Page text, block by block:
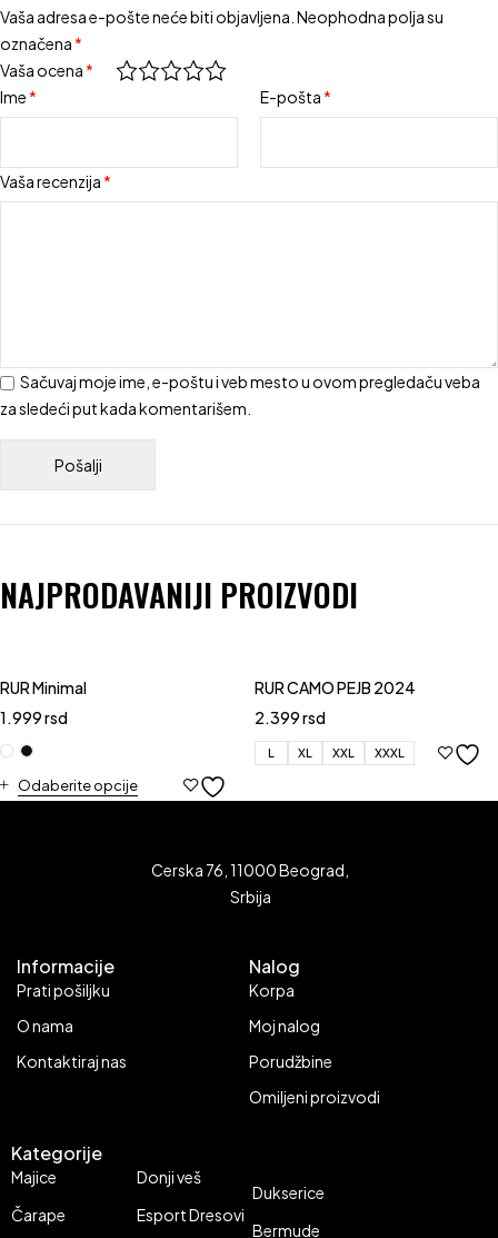
Vaša adresa e-pošte neće biti objavljena. Neophodna polja su
označena *
Vaša ocena *
Vaša recenzija *
Ime * E-pošta *
Sačuvaj moje ime, e-poštu i veb mesto u ovom pregledaču veba
za sledeći put kada komentarišem.
NAJPRODAVANIJI PROIZVODI
RUR Minimal
1.999rsd
Odaberite opcije
RUR CAMO PEJB 2024
2.399rsd
L XL XXL XXXL
Cerska 76, 11000 Beograd,
Srbija
Informacije
Prati pošiljku
O nama
Kontaktiraj nas
Nalog
Korpa
Moj nalog
Porudžbine
Omiljeni proizvodi
Kategorije
Majice
Čarape
Donji veš
Esport Dresovi
Dukserice
Bermude